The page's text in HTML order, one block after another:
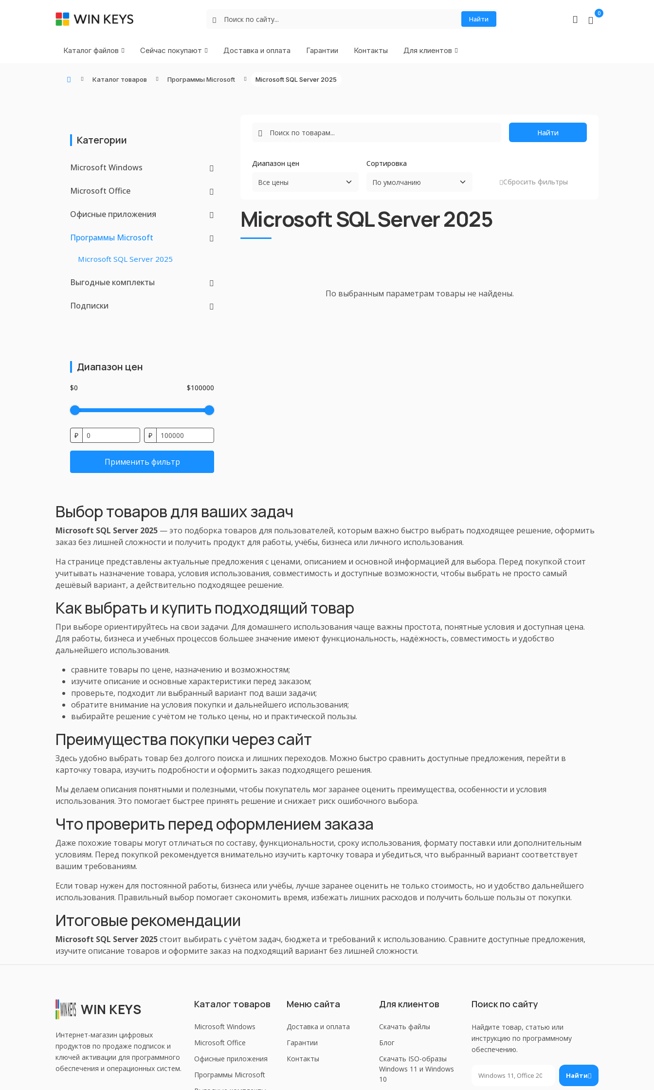
Найти
0
Каталог файлов Сейчас покупают Доставка и оплата Гарантии Контакты Для клиентов
Каталог товаров Программы Microsoft Microsoft SQL Server 2025
Категории
Microsoft Windows
Microsoft Office
Офисные приложения
Программы Microsoft
Microsoft SQL Server 2025
Выгодные комплекты
Подписки
Диапазон цен
$0 $100000
₽ ₽
Применить фильтр
Найти
Диапазон цен
Сортировка
Сбросить фильтры
Microsoft SQL Server 2025
По выбранным параметрам товары не найдены.
Выбор товаров для ваших задач
Microsoft SQL Server 2025 — это подборка товаров для пользователей, которым важно быстро выбрать подходящее решение, оформить
заказ без лишней сложности и получить продукт для работы, учёбы, бизнеса или личного использования.
На странице представлены актуальные предложения с ценами, описанием и основной информацией для выбора. Перед покупкой стоит
учитывать назначение товара, условия использования, совместимость и доступные возможности, чтобы выбрать не просто самый
дешёвый вариант, а действительно подходящее решение.
Как выбрать и купить подходящий товар
При выборе ориентируйтесь на свои задачи. Для домашнего использования чаще важны простота, понятные условия и доступная цена.
Для работы, бизнеса и учебных процессов большее значение имеют функциональность, надёжность, совместимость и удобство
дальнейшего использования.
сравните товары по цене, назначению и возможностям;
изучите описание и основные характеристики перед заказом;
проверьте, подходит ли выбранный вариант под ваши задачи;
обратите внимание на условия покупки и дальнейшего использования;
выбирайте решение с учётом не только цены, но и практической пользы.
Преимущества покупки через сайт
Здесь удобно выбрать товар без долгого поиска и лишних переходов. Можно быстро сравнить доступные предложения, перейти в
карточку товара, изучить подробности и оформить заказ подходящего решения.
Мы делаем описания понятными и полезными, чтобы покупатель мог заранее оценить преимущества, особенности и условия
использования. Это помогает быстрее принять решение и снижает риск ошибочного выбора.
Что проверить перед оформлением заказа
Даже похожие товары могут отличаться по составу, функциональности, сроку использования, формату поставки или дополнительным
условиям. Перед покупкой рекомендуется внимательно изучить карточку товара и убедиться, что выбранный вариант соответствует
вашим требованиям.
Если товар нужен для постоянной работы, бизнеса или учёбы, лучше заранее оценить не только стоимость, но и удобство дальнейшего
использования. Правильный выбор помогает сэкономить время, избежать лишних расходов и получить больше пользы от покупки.
Итоговые рекомендации
Microsoft SQL Server 2025стоит выбирать с учётом задач, бюджета и требований к использованию. Сравните доступные предложения,
изучите описание товаров и оформите заказ на подходящий вариант без лишней сложности.
WIN KEYS
Интернет-магазин цифровых
продуктов по продаже подписок и
ключей активации для программного
обеспечения и операционных систем.
Каталог товаров
Microsoft Windows
Microsoft Office
Офисные приложения
Программы Microsoft
Меню сайта
Доставка и оплата
Гарантии
Контакты
Для клиентов
Скачать файлы
Блог
Скачать ISO-образы
Windows 11 и Windows
10
Поиск по сайту
Найдите товар, статью или
инструкцию по программному
обеспечению.
Найти